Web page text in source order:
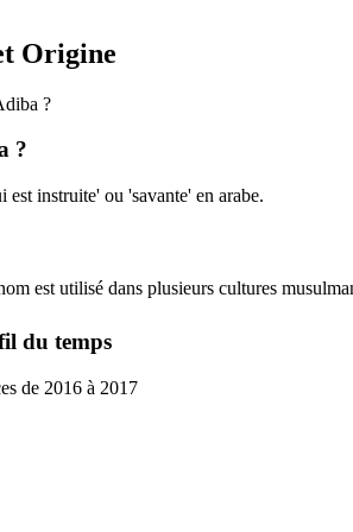
Origine
?
?
instruite' ou 'savante' en arabe.
est utilisé dans plusieurs cultures
du temps
de 2016 à 2017